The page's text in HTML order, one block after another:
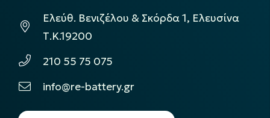
Ελεύθ. Βενιζέλου & Σκόρδα 1, Ελευσίνα
Τ.Κ.19200
210 55 75 075
info@re-battery.gr